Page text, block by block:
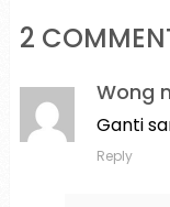
2
Wong
Ganti
Reply